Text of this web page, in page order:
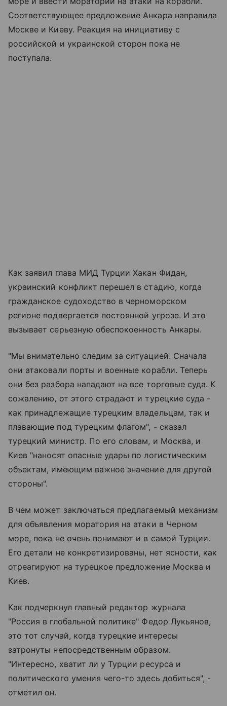
Соответствующее предложение Анкара направила
Москве и Киеву. Реакция на инициативу с
российской и украинской сторон пока не
поступала.
Как заявил глава МИД Турции Хакан Фидан,
украинский конфликт перешел в стадию, когда
гражданское судоходство в черноморском
регионе подвергается постоянной угрозе. И это
вызывает серьезную обеспокоенность Анкары.
"Мы внимательно следим за ситуацией. Сначала
они атаковали порты и военные корабли. Теперь
они без разбора нападают на все торговые суда. К
сожалению, от этого страдают и турецкие суда -
как принадлежащие турецким владельцам, так и
плавающие под турецким флагом", - сказал
турецкий министр. По его словам, и Москва, и
Киев "наносят опасные удары по логистическим
объектам, имеющим важное значение для другой
стороны".
В чем может заключаться предлагаемый механизм
для объявления моратория на атаки в Черном
море, пока не очень понимают и в самой Турции.
Его детали не конкретизированы, нет ясности, как
отреагируют на турецкое предложение Москва и
Киев.
Как подчеркнул главный редактор журнала
"Россия в глобальной политике" Федор Лукьянов,
это тот случай, когда турецкие интересы
затронуты непосредственным образом.
"Интересно, хватит ли у Турции ресурса и
политического умения чего-то здесь добиться", -
отметил он.